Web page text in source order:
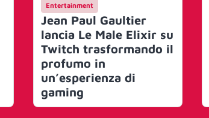
Entertainment
Jean Paul Gaultier
lancia Le Male Elixir su
Twitch trasformando il
profumo in
un’esperienza di
gaming